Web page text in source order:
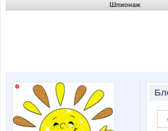
Шпионаж